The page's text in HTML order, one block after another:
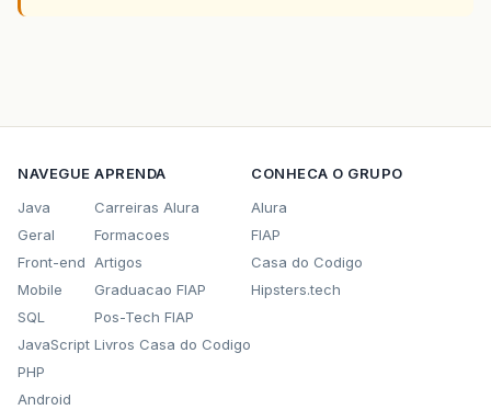
NAVEGUE
Java
Geral
Front-end
Mobile
SQL
JavaScript
PHP
Android
APRENDA
Carreiras Alura
Formacoes
Artigos
Graduacao FIAP
Pos-Tech FIAP
Livros Casa do Codigo
CONHECA O GRUPO
Alura
FIAP
Casa do Codigo
Hipsters.tech